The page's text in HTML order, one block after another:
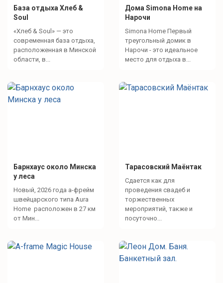
База отдыха Хлеб &
Soul
«Хлеб & Soul» — это
современная база отдыха,
расположенная в Минской
области, в...
Дома Simona Home на
Нарочи
Simona Home Первый
треугольный домик в
Нарочи - это идеальное
место для отдыха в...
Барнхаус около Минска
у леса
Новый, 2026 года а-фрейм
швейцарского типа Aura
Home расположен в 27 км
от Мин...
Тарасовский Маёнтак
Сдается как для
проведения свадеб и
торжественных
мероприятий, также и
посуточно...